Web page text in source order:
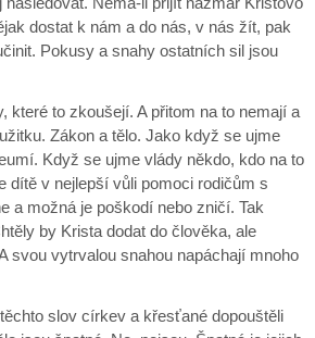
dostat k nám a do nás, v nás žít, pak
Pokusy a snahy ostatních sil jsou
které to zkoušejí. A přitom na to nemají a
Zákon a tělo. Jako když se ujme
Když se ujme vlády někdo, kdo na to
dítě v nejlepší vůli pomoci rodičům s
a možná je poškodí nebo zničí. Tak
by Krista dodat do člověka, ale
svou vytrvalou snahou napáchají mnoho
slov církev a křesťané dopouštěli